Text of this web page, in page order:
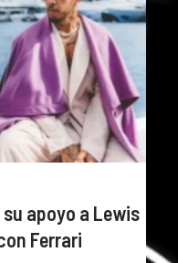
apoyo a Lewis
Ferrari